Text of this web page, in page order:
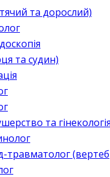
та дорослий)
та судин)
та
травматолог